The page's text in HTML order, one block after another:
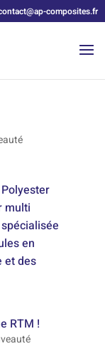
composites.fr
multi
en
et des
RTM !